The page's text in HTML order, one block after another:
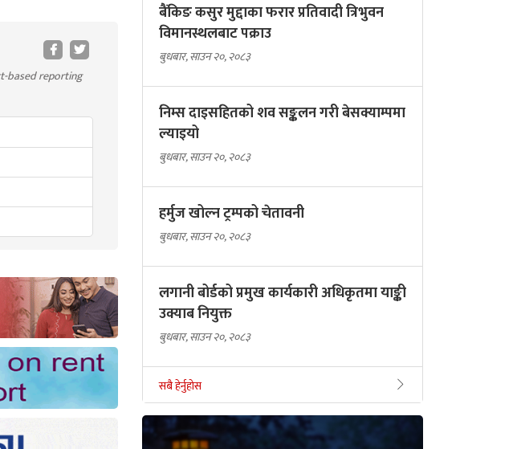
based reporting
बैंकिङ कसुर मुद्दाका फरार प्रतिवादी त्रिभुवन
विमानस्थलबाट पक्राउ
बुधबार, साउन २०, २०८३
निम्स दाइसहितको शव सङ्कलन गरी बेसक्याम्पमा
ल्याइयो
बुधबार, साउन २०, २०८३
हर्मुज खोल्न ट्रम्पको चेतावनी
बुधबार, साउन २०, २०८३
लगानी बोर्डको प्रमुख कार्यकारी अधिकृतमा याङ्की
उक्याब नियुक्त
बुधबार, साउन २०, २०८३
सबै हेर्नुहोस